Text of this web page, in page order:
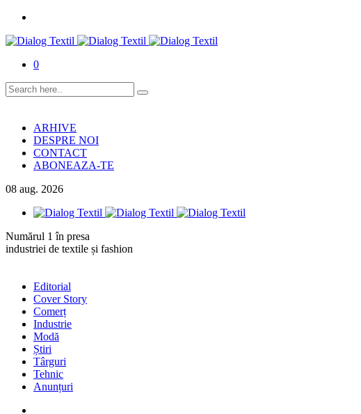
0
ARHIVE
DESPRE NOI
CONTACT
ABONEAZA-TE
08 aug. 2026
Numărul 1 în presa
industriei de textile și fashion
Editorial
Cover Story
Comerț
Industrie
Modă
Știri
Târguri
Tehnic
Anunțuri